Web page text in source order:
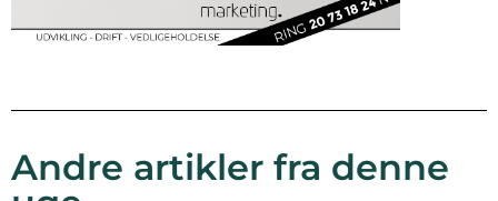
Andre artikler fra denne